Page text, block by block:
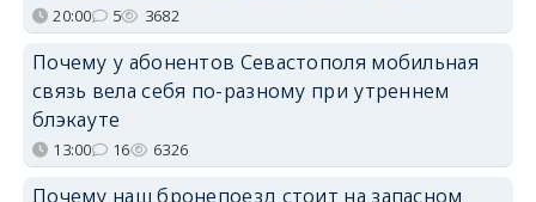
20:00 5 3682
Почему у абонентов Севастополя мобильная
связь вела себя по-разному при утреннем
блэкауте
13:00 16 6326
Почему наш бронепоезд стоит на запасном